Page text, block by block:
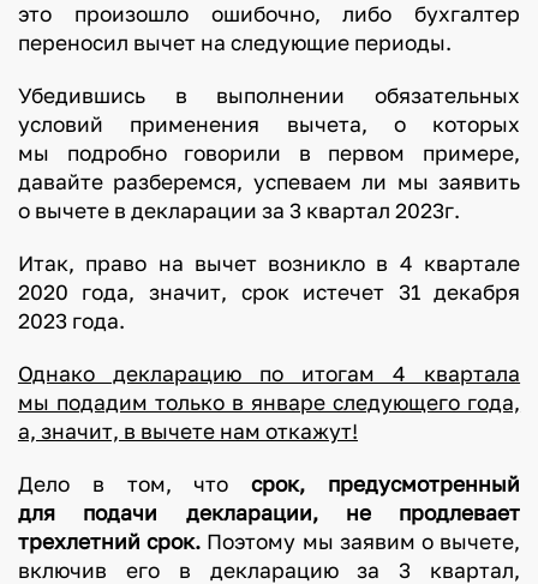
это произошло ошибочно, либо бухгалтер
переносил вычет на следующие периоды.
Убедившись в выполнении обязательных
условий применения вычета, о которых
мы подробно говорили в первом примере,
давайте разберемся, успеваем ли мы заявить
о вычете в декларации за 3 квартал 2023г.
Итак, право на вычет возникло в 4 квартале
2020 года, значит, срок истечет 31 декабря
2023 года.
Однако декларацию по итогам 4 квартала
мы подадим только в январе следующего года,
а, значит, в вычете нам откажут!
Дело в том, чтосрок, предусмотренный
для подачи декларации, не продлевает
трехлетний срок. Поэтому мы заявим о вычете,
включив его в декларацию за 3 квартал,